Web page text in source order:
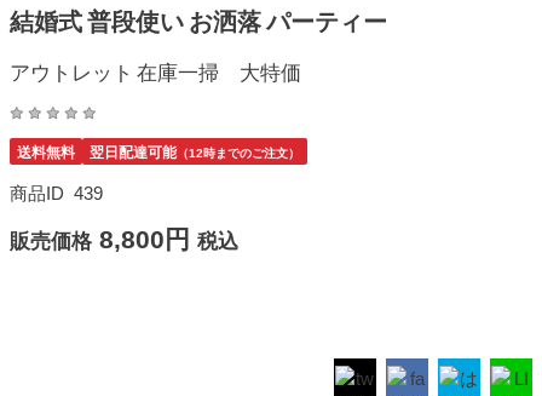
結婚式 普段使い お洒落 パーティー
アウトレット 在庫一掃 大特価
送料無料 翌日配達可能（12時までのご注文）
商品ID 439
販売価格 8,800円 税込